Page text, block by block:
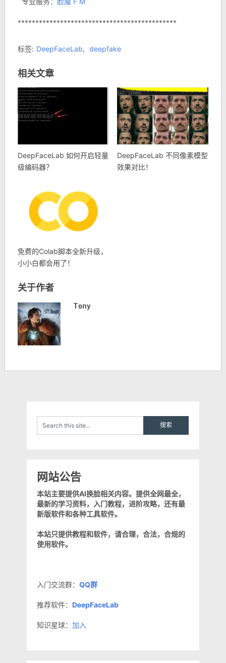
*********************************************
标签: DeepFaceLab, deepfake
相关文章
DeepFaceLab 如何开启轻量
级编码器？
DeepFaceLab 不同像素模型
效果对比！
免费的Colab脚本全新升级，
小小白都会用了！
关于作者
Tony
网站公告
本站主要提供AI换脸相关内容。提供全网最全，
最新的学习资料，入门教程，进阶攻略，还有最
新版软件和各种工具软件。
本站只提供教程和软件，请合理，合法，合规的
使用软件。
入门交流群： QQ群
推荐软件： DeepFaceLab
知识星球： 加入